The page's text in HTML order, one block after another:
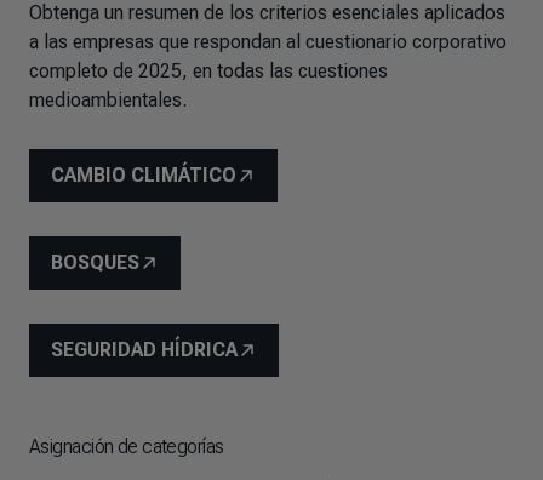
Obtenga un resumen de los criterios esenciales aplicados
a las empresas que respondan al cuestionario corporativo
completo de 2025, en todas las cuestiones
medioambientales.
CAMBIO CLIMÁTICO
BOSQUES
SEGURIDAD HÍDRICA
Asignación de categorías